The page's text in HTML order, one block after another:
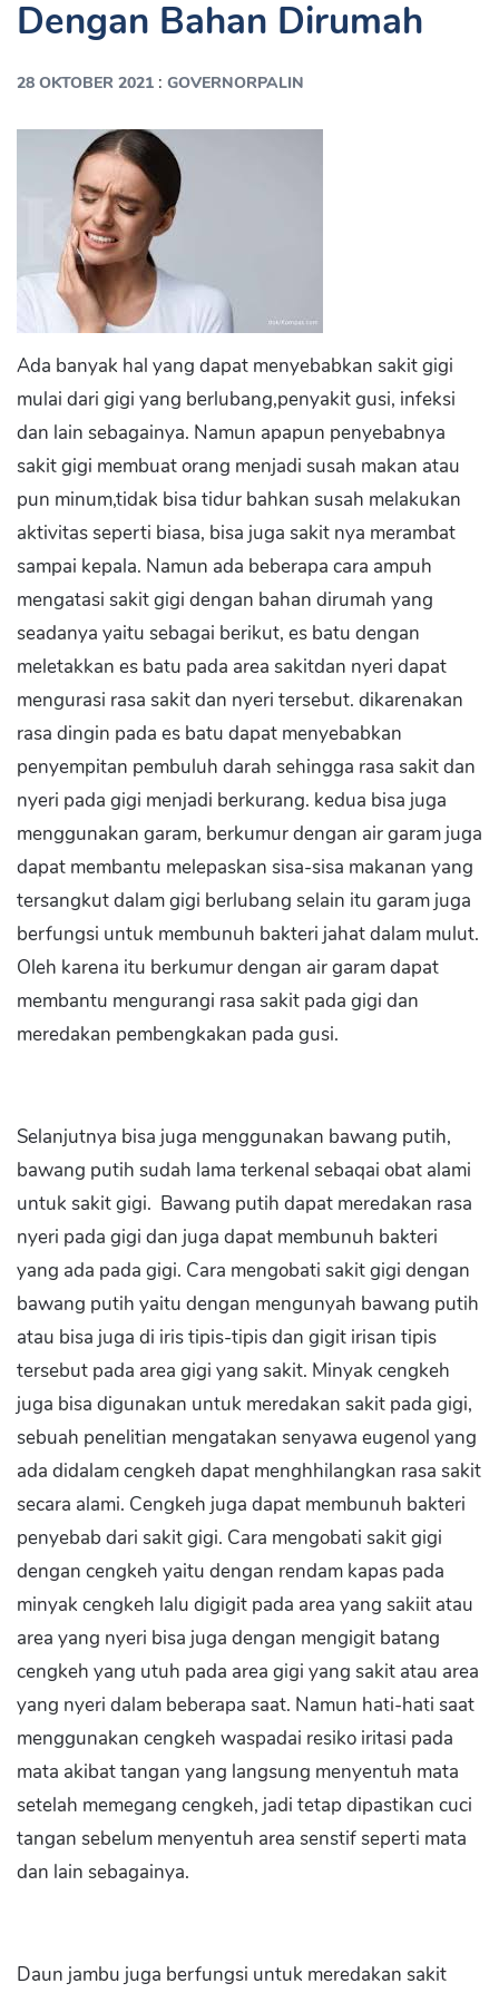
Dengan Bahan Dirumah
28 OKTOBER 2021 : GOVERNORPALIN
Ada banyak hal yang dapat menyebabkan sakit gigi
mulai dari gigi yang berlubang,penyakit gusi, infeksi
dan lain sebagainya. Namun apapun penyebabnya
sakit gigi membuat orang menjadi susah makan atau
pun minum,tidak bisa tidur bahkan susah melakukan
aktivitas seperti biasa, bisa juga sakit nya merambat
sampai kepala. Namun ada beberapa cara ampuh
mengatasi sakit gigi dengan bahan dirumah yang
seadanya yaitu sebagai berikut, es batu dengan
meletakkan es batu pada area sakitdan nyeri dapat
mengurasi rasa sakit dan nyeri tersebut. dikarenakan
rasa dingin pada es batu dapat menyebabkan
penyempitan pembuluh darah sehingga rasa sakit dan
nyeri pada gigi menjadi berkurang. kedua bisa juga
menggunakan garam, berkumur dengan air garam juga
dapat membantu melepaskan sisa-sisa makanan yang
tersangkut dalam gigi berlubang selain itu garam juga
berfungsi untuk membunuh bakteri jahat dalam mulut.
Oleh karena itu berkumur dengan air garam dapat
membantu mengurangi rasa sakit pada gigi dan
meredakan pembengkakan pada gusi.
Selanjutnya bisa juga menggunakan bawang putih,
bawang putih sudah lama terkenal sebaqai obat alami
untuk sakit gigi. Bawang putih dapat meredakan rasa
nyeri pada gigi dan juga dapat membunuh bakteri
yang ada pada gigi. Cara mengobati sakit gigi dengan
bawang putih yaitu dengan mengunyah bawang putih
atau bisa juga di iris tipis-tipis dan gigit irisan tipis
tersebut pada area gigi yang sakit. Minyak cengkeh
juga bisa digunakan untuk meredakan sakit pada gigi,
sebuah penelitian mengatakan senyawa eugenol yang
ada didalam cengkeh dapat menghhilangkan rasa sakit
secara alami. Cengkeh juga dapat membunuh bakteri
penyebab dari sakit gigi. Cara mengobati sakit gigi
dengan cengkeh yaitu dengan rendam kapas pada
minyak cengkeh lalu digigit pada area yang sakiit atau
area yang nyeri bisa juga dengan mengigit batang
cengkeh yang utuh pada area gigi yang sakit atau area
yang nyeri dalam beberapa saat. Namun hati-hati saat
menggunakan cengkeh waspadai resiko iritasi pada
mata akibat tangan yang langsung menyentuh mata
setelah memegang cengkeh, jadi tetap dipastikan cuci
tangan sebelum menyentuh area senstif seperti mata
dan lain sebagainya.
Daun jambu juga berfungsi untuk meredakan sakit